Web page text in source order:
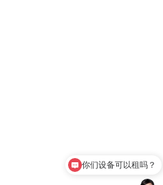
你们设备可以租吗？